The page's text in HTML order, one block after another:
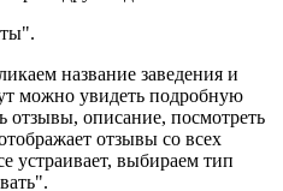
название заведения и
можно увидеть подробную
описание, посмотреть
отзывы со всех
устраивает, выбираем тип